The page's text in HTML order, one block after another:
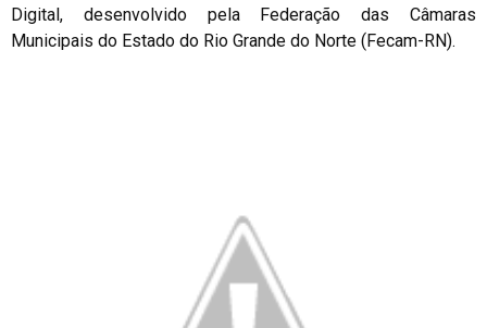
Digital, desenvolvido pela Federação das Câmaras
Municipais do Estado do Rio Grande do Norte (Fecam-RN).